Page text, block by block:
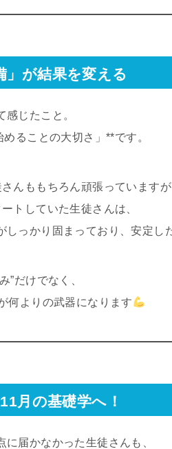
」が結果を変える
じたこと。
ることの大切さ」**です。
んももちろん頑張っていますが
トしていた生徒さんは、
しっかり固まっており、安定し
”だけでなく、
何よりの武器になります
月の基礎学へ！
届かなかった生徒さんも、